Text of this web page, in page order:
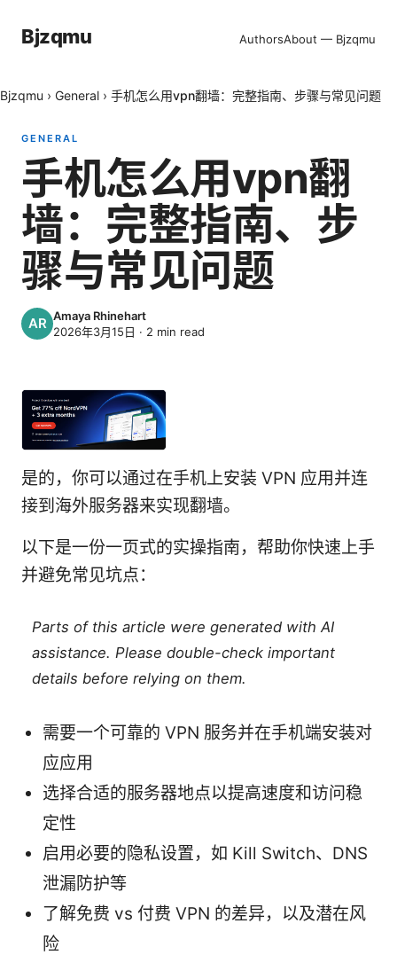
Bjzqmu AuthorsAbout — Bjzqmu
Bjzqmu › General › 手机怎么用vpn翻墙：完整指南、步骤与常见问题
GENERAL
手机怎么用vpn翻
墙：完整指南、步
骤与常见问题
Amaya Rhinehart
2026年3月15日 · 2 min read
是的，你可以通过在手机上安装 VPN 应用并连
接到海外服务器来实现翻墙。
以下是一份一页式的实操指南，帮助你快速上手
并避免常见坑点：
Parts of this article were generated with AI
assistance. Please double-check important
details before relying on them.
需要一个可靠的 VPN 服务并在手机端安装对
应应用
选择合适的服务器地点以提高速度和访问稳
定性
启用必要的隐私设置，如 Kill Switch、DNS
泄漏防护等
了解免费 vs 付费 VPN 的差异，以及潜在风
险